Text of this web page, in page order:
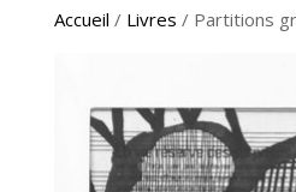
Accueil / Livres / Partitions